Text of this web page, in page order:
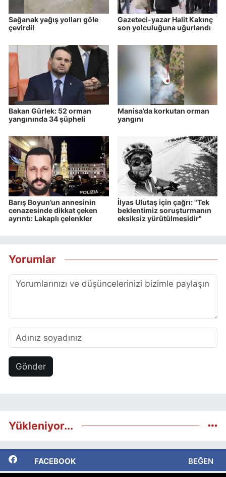
Sağanak yağış yolları göle
çevirdi!
Gazeteci-yazar Halit Kakınç
son yolculuğuna uğurlandı
Bakan Gürlek: 52 orman
yangınında 34 şüpheli
Manisa’da korkutan orman
yangını
Barış Boyun’un annesinin
cenazesinde dikkat çeken
ayrıntı: Lakaplı çelenkler
İlyas Ulutaş için çağrı: "Tek
beklentimiz soruşturmanın
eksiksiz yürütülmesidir"
Yorumlar
Gönder
Yükleniyor...
FACEBOOK BEĞEN